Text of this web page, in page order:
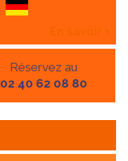
Réservez au
02 40 62 08 80